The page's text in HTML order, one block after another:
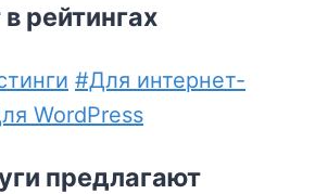
рейтингах
#Для интернет-
WordPress
предлагают